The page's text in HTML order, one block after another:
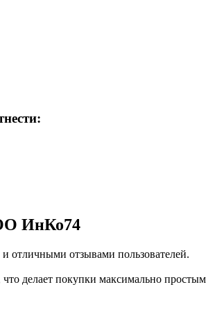
ИнКо74
отличными отзывами пользователей.
делает покупки максимально